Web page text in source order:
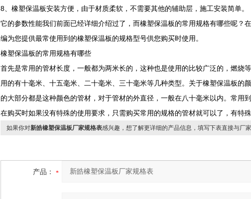
8、橡塑保温板安装方便，由于材质柔软，不需要其他的辅助层，施工安装简单。
它的参数性能我们前面已经详细介绍过了，而橡塑保温板的常用规格有哪些呢？
编为您提供最常使用到的橡塑保温板的规格型号供您购买时使用。
橡塑保温板的常用规格有哪些
首先是常用的管材长度，一般都为两米长的，这种也是使用的比较广泛的，燃烧
用的有十毫米、十五毫米、二十毫米、三十毫米等几种类型。关于橡塑保温板的
的大部分都是这种颜色的管材，对于管材的外直径，一般在八十毫米以内。常用
在购买时如果没有特殊的使用要求，只需购买常用的规格的管材就可以了，有特
如果你对新皓橡塑保温板厂家规格表感兴趣，想了解更详细的产品信息，填写下表直接与厂家
产品：